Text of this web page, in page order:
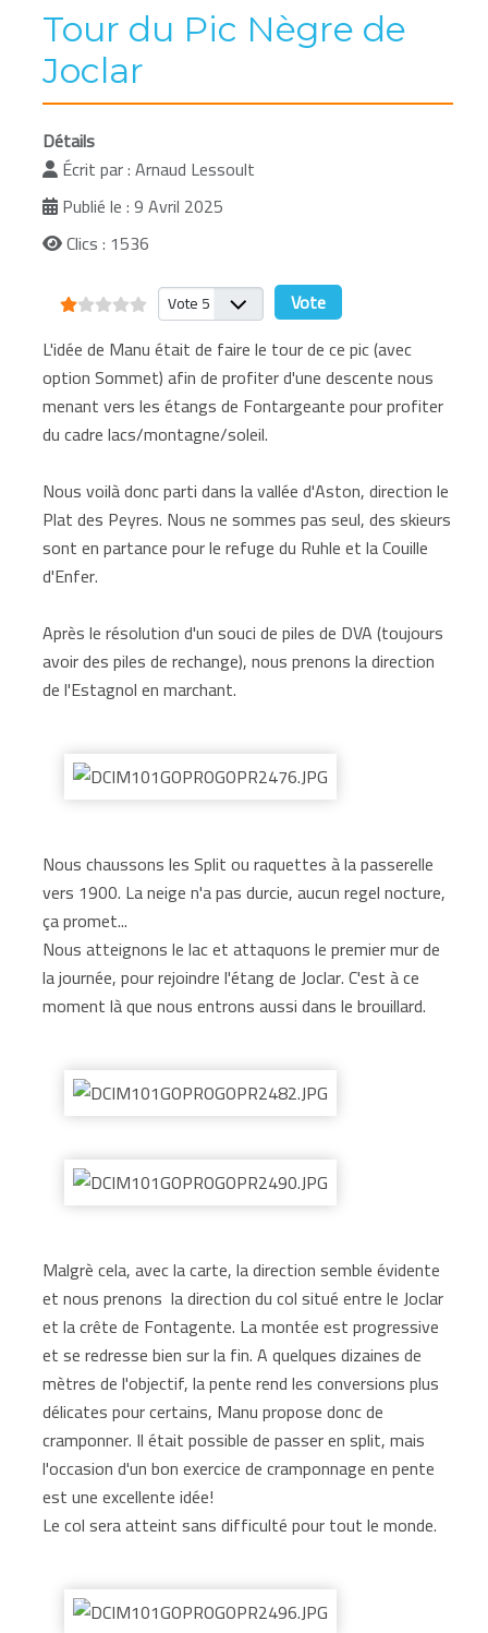
Tour du Pic Nègre de
Joclar
Détails
Écrit par :Arnaud Lessoult
Publié le : 9 Avril 2025
Clics : 1536
Vote utilisateur:1/5
Veuillez voter
L'idée de Manu était de faire le tour de ce pic (avec
option Sommet) afin de profiter d'une descente nous
menant vers les étangs de Fontargeante pour profiter
du cadre lacs/montagne/soleil.
Nous voilà donc parti dans la vallée d'Aston, direction le
Plat des Peyres. Nous ne sommes pas seul, des skieurs
sont en partance pour le refuge du Ruhle et la Couille
d'Enfer.
Après le résolution d'un souci de piles de DVA (toujours
avoir des piles de rechange), nous prenons la direction
de l'Estagnol en marchant.
Nous chaussons les Split ou raquettes à la passerelle
vers 1900. La neige n'a pas durcie, aucun regel nocture,
ça promet...
Nous atteignons le lac et attaquons le premier mur de
la journée, pour rejoindre l'étang de Joclar. C'est à ce
moment là que nous entrons aussi dans le brouillard.
Malgrè cela, avec la carte, la direction semble évidente
et nous prenons la direction du col situé entre le Joclar
et la crête de Fontagente. La montée est progressive
et se redresse bien sur la fin. A quelques dizaines de
mètres de l'objectif, la pente rend les conversions plus
délicates pour certains, Manu propose donc de
cramponner. Il était possible de passer en split, mais
l'occasion d'un bon exercice de cramponnage en pente
est une excellente idée!
Le col sera atteint sans difficulté pour tout le monde.